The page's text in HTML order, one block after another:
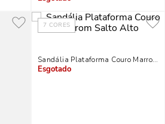
Indisponível
7 CORES
Sandália Plataforma Couro Marrom
Indisponível